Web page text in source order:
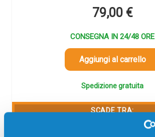
79,00 €
CONSEGNA IN 24/48 ORE
Aggiungi al carrello
Spedizione gratuita
SCADE TRA: